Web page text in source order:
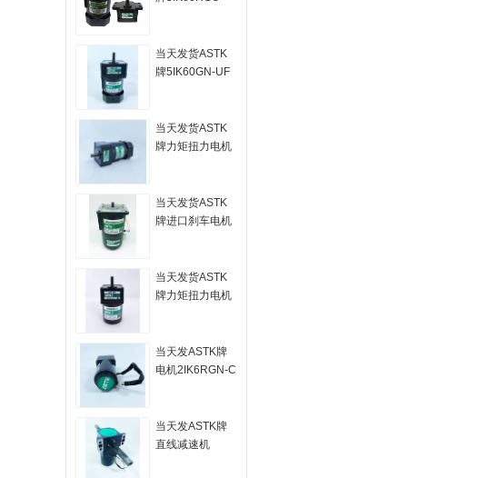
当天发货ASTK
牌5IK60GN-UF
当天发货ASTK
牌力矩扭力电机
当天发货ASTK
牌进口刹车电机
当天发货ASTK
牌力矩扭力电机
当天发ASTK牌
电机2IK6RGN-C
当天发ASTK牌
直线减速机